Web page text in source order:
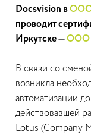
Docsvision вООО
проводит
Иркутске —ООО
В связи со
возникла
автоматизации
действовавшей
Lotus (Company